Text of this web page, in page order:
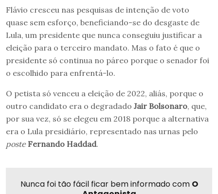
Flávio cresceu nas pesquisas de intenção de voto
quase sem esforço, beneficiando-se do desgaste de
Lula, um presidente que nunca conseguiu justificar a
eleição para o terceiro mandato. Mas o fato é que o
presidente só continua no páreo porque o senador foi
o escolhido para enfrentá-lo.
O petista só venceu a eleição de 2022, aliás, porque o
outro candidato era o degradado Jair Bolsonaro, que,
por sua vez, só se elegeu em 2018 porque a alternativa
era o Lula presidiário, representado nas urnas pelo
poste Fernando Haddad.
Nunca foi tão fácil ficar bem informado com O